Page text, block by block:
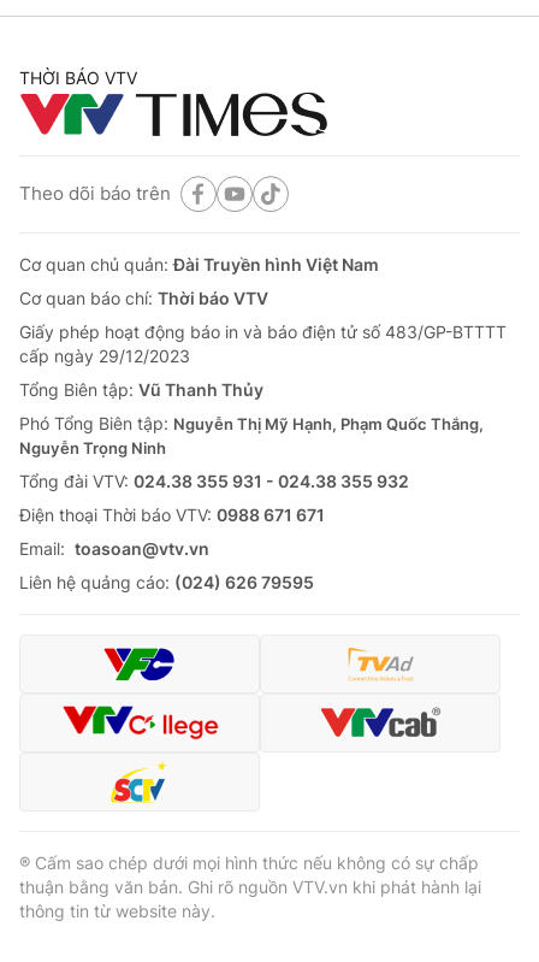
THỜI BÁO VTV
Theo dõi báo trên
Cơ quan chủ quản:Đài Truyền hình Việt Nam
Cơ quan báo chí: Thời báo VTV
Giấy phép hoạt động báo in và báo điện tử số 483/GP-BTTTT
cấp ngày 29/12/2023
Tổng Biên tập: Vũ Thanh Thủy
Phó Tổng Biên tập: Nguyễn Thị Mỹ Hạnh, Phạm Quốc Thắng,
Nguyễn Trọng Ninh
Tổng đài VTV: 024.38 355 931 - 024.38 355 932
Ðiện thoại Thời báo VTV: 0988 671 671
Email: toasoan@vtv.vn
Liên hệ quảng cáo: (024) 626 79595
® Cấm sao chép dưới mọi hình thức nếu không có sự chấp
thuận bằng văn bản. Ghi rõ nguồn VTV.vn khi phát hành lại
thông tin từ website này.